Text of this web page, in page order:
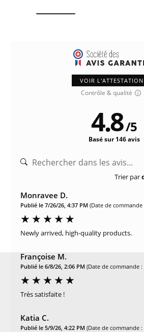
VOIR L'ATTESTATION
Contrôle & qualité
4.8/5
Basé sur 146 avis
Trier par
Monravee D.
Publié le 7/26/26, 4:37 PM (Date de commande
Newly arrived, high-quality products.
Françoise M.
Publié le 6/8/26, 2:06 PM (Date de commande :
Très satisfaite !
Katia C.
Publié le 5/9/26, 4:22 PM (Date de commande :